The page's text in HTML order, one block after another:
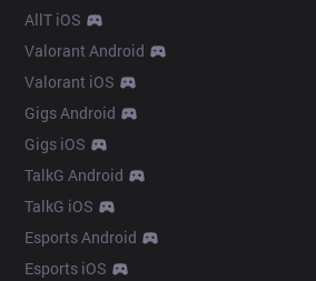
AllT iOS
Valorant Android
Valorant iOS
Gigs Android
Gigs iOS
TalkG Android
TalkG iOS
Esports Android
Esports iOS